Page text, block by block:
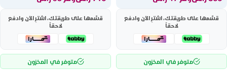
قسّمها على طريقتك، اشترِ الآن وادفع
لاحقاً
متوفر في المخزون
قسّمها على طريقتك، اشترِ الآن وادفع
لاحقاً
متوفر في المخزون